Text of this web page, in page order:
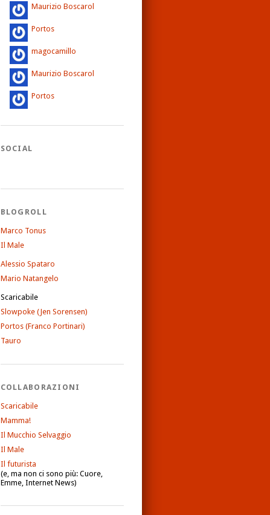
Maurizio Boscarol
Portos
magocamillo
Maurizio Boscarol
Portos
SOCIAL
BLOGROLL
Marco Tonus
Il Male
Alessio Spataro
Mario Natangelo
Scaricabile
Slowpoke (Jen Sorensen)
Portos (Franco Portinari)
Tauro
COLLABORAZIONI
Scaricabile
Mamma!
Il Mucchio Selvaggio
Il Male
Il futurista
(e, ma non ci sono più: Cuore,
Emme, Internet News)